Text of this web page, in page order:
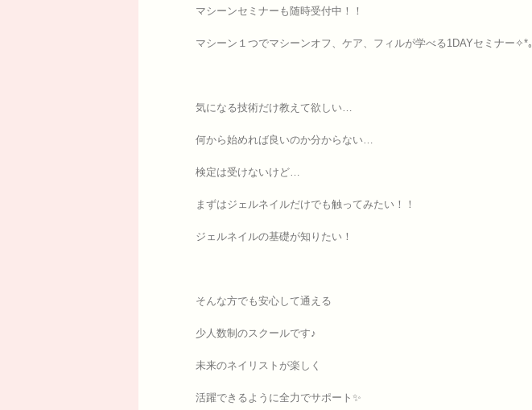
マシーンセミナーも随時受付中！！
マシーン１つでマシーンオフ、ケア、フィルが学べる1DAYセミナー✧*｡
気になる技術だけ教えて欲しい…
何から始めれば良いのか分からない…
検定は受けないけど…
まずはジェルネイルだけでも触ってみたい！！
ジェルネイルの基礎が知りたい！
そんな方でも安心して通える
少人数制のスクールです♪
未来のネイリストが楽しく
活躍できるように全力でサポート✨